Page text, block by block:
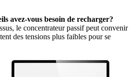
avez-vous besoin de recharger?
le concentrateur passif peut convenir
des tensions plus faibles pour se